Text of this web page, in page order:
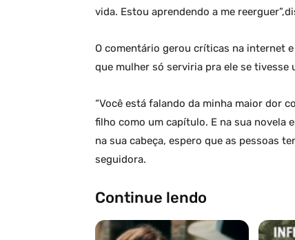
vida. Estou aprendendo a me
O comentário gerou críticas na internet
que mulher só serviria pra ele se tivesse
“Você está falando da minha maior dor
filho como um capítulo. E na sua novela
na sua cabeça, espero que as pessoas
seguidora.
Continue lendo